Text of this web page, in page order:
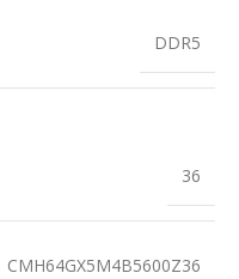
DDR5
36
CMH64GX5M4B5600Z36